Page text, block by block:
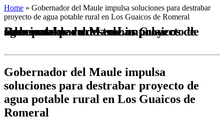
Home » Gobernador del Maule impulsa soluciones para destrabar
proyecto de agua potable rural en Los Guaicos de Romeral
Gobernador del Maule impulsa soluciones para destrabar proyecto de agua potable rural en Los Guaicos de Romeral
Gobernador del Maule impulsa
soluciones para destrabar proyecto de
agua potable rural en Los Guaicos de
Romeral